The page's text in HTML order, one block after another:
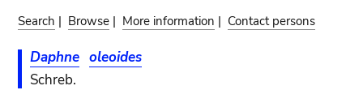
Search | Browse | More information | Contact persons
Daphne oleoides
Schreb.